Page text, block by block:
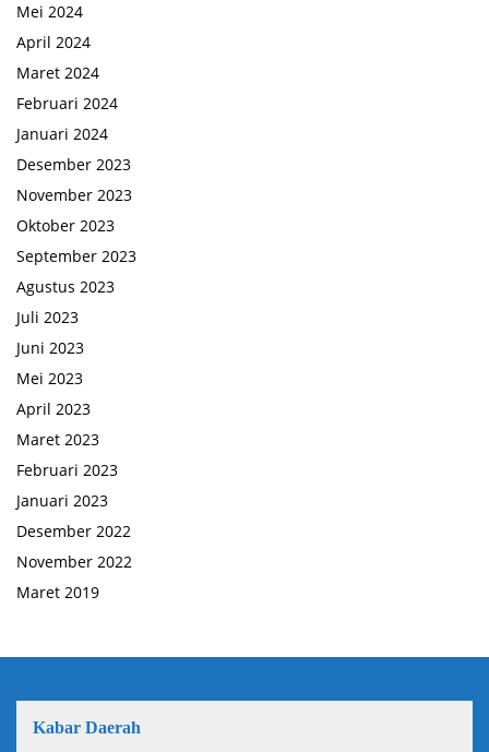
Mei 2024
April 2024
Maret 2024
Februari 2024
Januari 2024
Desember 2023
November 2023
Oktober 2023
September 2023
Agustus 2023
Juli 2023
Juni 2023
Mei 2023
April 2023
Maret 2023
Februari 2023
Januari 2023
Desember 2022
November 2022
Maret 2019
Kabar Daerah